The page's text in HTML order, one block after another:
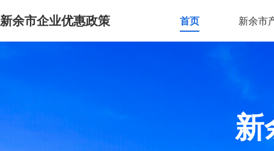
新余市企业优惠政策 首页 新余市
新